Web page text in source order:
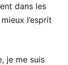
dans les
l’esprit
je me suis